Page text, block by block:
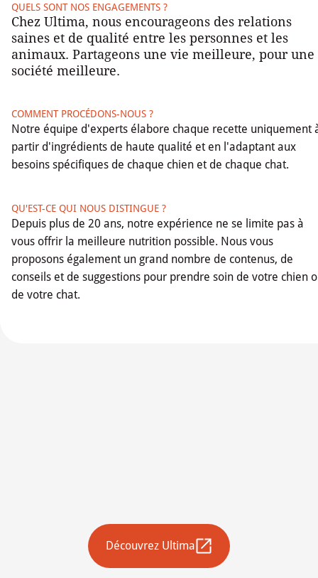
QUELS SONT NOS ENGAGEMENTS ?
Chez Ultima, nous encourageons des relations
saines et de qualité entre les personnes et les
animaux. Partageons une vie meilleure, pour une
société meilleure.
COMMENT PROCÉDONS-NOUS ?
Notre équipe d'experts élabore chaque recette uniquement
partir d'ingrédients de haute qualité et en l'adaptant aux
besoins spécifiques de chaque chien et de chaque chat.
QU'EST-CE QUI NOUS DISTINGUE ?
Depuis plus de 20 ans, notre expérience ne se limite pas à
vous offrir la meilleure nutrition possible. Nous vous
proposons également un grand nombre de contenus, de
conseils et de suggestions pour prendre soin de votre chien
de votre chat.
Découvrez Ultima